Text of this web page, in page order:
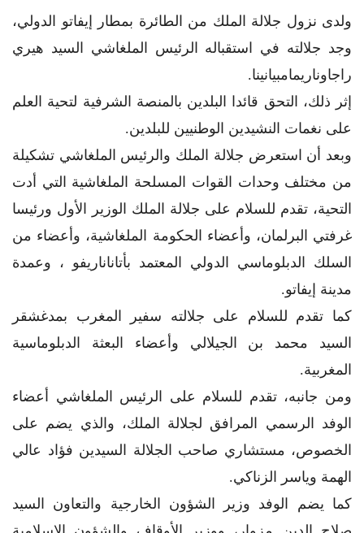
ولدى نزول جلالة الملك من الطائرة بمطار إيفاتو الدولي،
وجد جلالته في استقباله الرئيس الملغاشي السيد هيري
راجاوناريمامبيانينا.
إثر ذلك، التحق قائدا البلدين بالمنصة الشرفية لتحية العلم
على نغمات النشيدين الوطنيين للبلدين.
وبعد أن استعرض جلالة الملك والرئيس الملغاشي تشكيلة
من مختلف وحدات القوات المسلحة الملغاشية التي أدت
التحية، تقدم للسلام على جلالة الملك الوزير الأول ورئيسا
غرفتي البرلمان، وأعضاء الحكومة الملغاشية، وأعضاء من
السلك الدبلوماسي الدولي المعتمد بأتاناناريفو ، وعمدة
مدينة إيفاتو.
كما تقدم للسلام على جلالته سفير المغرب بمدغشقر
السيد محمد بن الجيلالي وأعضاء البعثة الدبلوماسية
المغربية.
ومن جانبه، تقدم للسلام على الرئيس الملغاشي أعضاء
الوفد الرسمي المرافق لجلالة الملك، والذي يضم على
الخصوص، مستشاري صاحب الجلالة السيدين فؤاد عالي
الهمة وياسر الزناكي.
كما يضم الوفد وزير الشؤون الخارجية والتعاون السيد